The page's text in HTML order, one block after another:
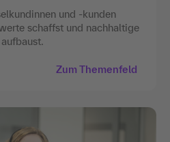
und -kunden
schaffst und nachhaltige
Zum Themenfeld